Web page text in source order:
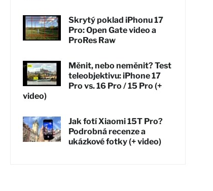
Skrytý poklad iPhonu 17
Pro: Open Gate video a
ProRes Raw
Měnit, nebo neměnit? Test
teleobjektivu: iPhone 17
Pro vs. 16 Pro / 15 Pro (+
video)
Jak fotí Xiaomi 15T Pro?
Podrobná recenze a
ukázkové fotky (+ video)